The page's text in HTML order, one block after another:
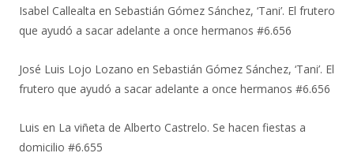
Isabel Callealta en Sebastián Gómez Sánchez, ‘Tani’. El frutero
que ayudó a sacar adelante a once hermanos #6.656
José Luis Lojo Lozano en Sebastián Gómez Sánchez, ‘Tani’. El
frutero que ayudó a sacar adelante a once hermanos #6.656
Luis en La viñeta de Alberto Castrelo. Se hacen fiestas a
domicilio #6.655